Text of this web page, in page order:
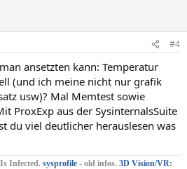
#4
ansetzten kann: Temperatur
(und ich meine nicht nur grafik
usw)? Mal Memtest sowie
ProxExp aus der SysinternalsSuite
du viel deutlicher herauslesen was
Infected. sysprofile - old infos. 3D Vision/VR: